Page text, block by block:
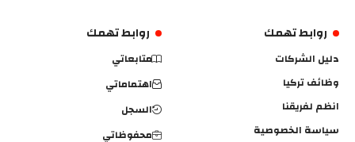
روابط تهمك
دليل الشركات
وظائف تركيا
انظم لفريقنا
سياسة الخصوصية
روابط تهمك
متابعاتي
اهتماماتي
السجل
محفوظاتي